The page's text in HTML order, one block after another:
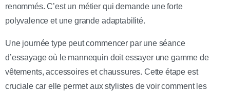
renommés. C’est un métier qui demande une forte
polyvalence et une grande adaptabilité.
Une journée type peut commencer par une séance
d’essayage où le mannequin doit essayer une gamme de
vêtements, accessoires et chaussures. Cette étape est
cruciale car elle permet aux stylistes de voir comment les